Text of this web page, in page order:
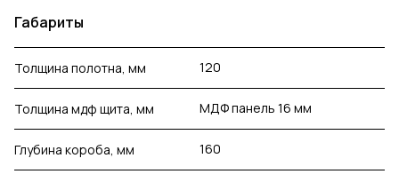
Габариты
Толщина полотна, мм 120
Толщина мдф щита, мм МДФ панель 16 мм
Глубина короба, мм 160